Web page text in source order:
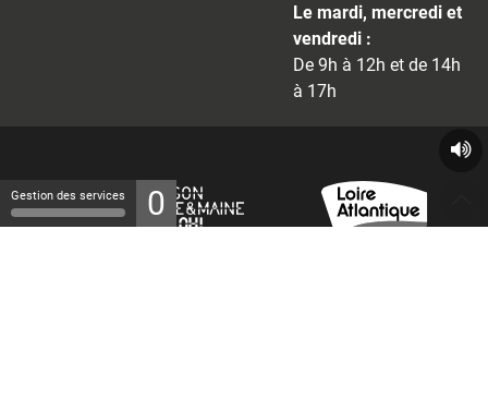
Le mardi, mercredi et
vendredi :
De 9h à 12h et de 14h
à 17h
Gestion des services 0